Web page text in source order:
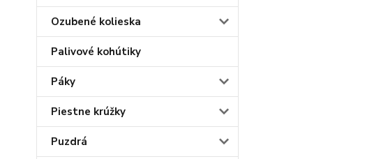
Ozubené kolieska
Palivové kohútiky
Páky
Piestne krúžky
Puzdrá